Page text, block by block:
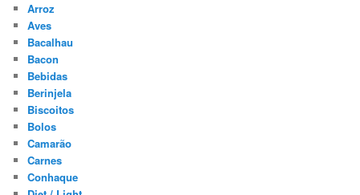
Arroz
Aves
Bacalhau
Bacon
Bebidas
Berinjela
Biscoitos
Bolos
Camarão
Carnes
Conhaque